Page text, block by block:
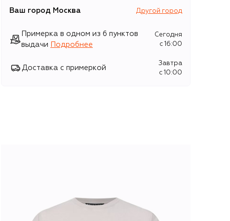
Ваш город Москва Другой город
Примерка в одном из 6 пунктов
выдачи
Подробнее
Сегодня
c 16:00
Доставка с примеркой
Завтра
c 10:00